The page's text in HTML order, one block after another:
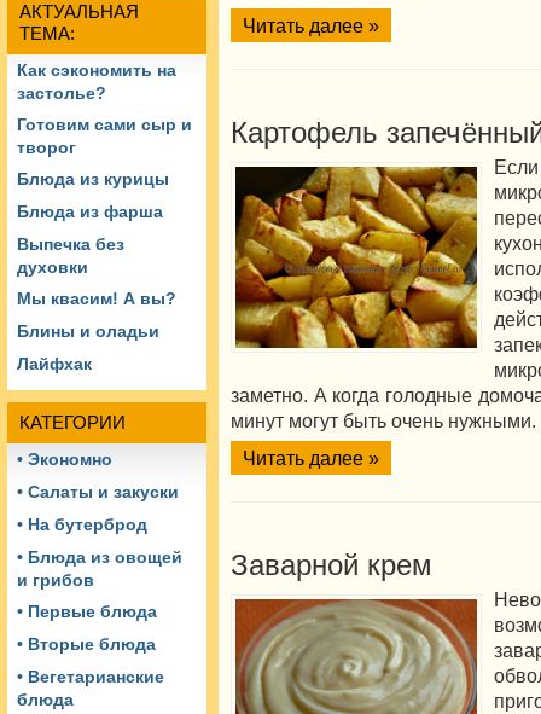
АКТУАЛЬНАЯ
ТЕМА:
Как сэкономить на
застолье?
Готовим сами сыр и
творог
Блюда из курицы
Блюда из фарша
Выпечка без
духовки
Мы квасим! А вы?
Блины и оладьи
Лайфхак
КАТЕГОРИИ
• Экономно
• Салаты и закуски
• На бутерброд
• Блюда из овощей
и грибов
• Первые блюда
• Вторые блюда
• Вегетарианские
блюда
Читать далее »
Картофель
заметно. А когда голодные
минут могут быть очень нужными.
Читать далее »
Заварной крем